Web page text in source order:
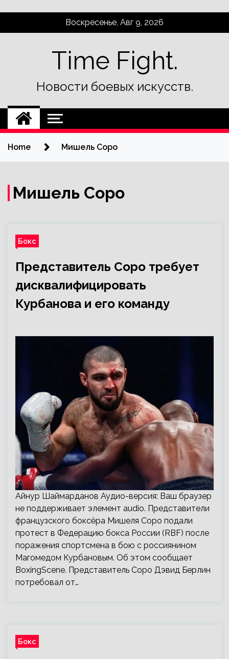
Воскресенье, Авг 9, 2026
Time Fight.
Новости боевых искусств.
Home Мишель Соро
Мишель Соро
Бокс
Представитель Соро требует
дисквалифицировать
Курбанова и его команду
Айнур Шаймарданов Аудио-версия: Ваш браузер
не поддерживает элемент audio. Представители
французского боксёра Мишеля Соро подали
протест в Федерацию бокса России (RBF) после
поражения спортсмена в бою с россиянином
Магомедом Курбановым. Об этом сообщает
BoxingScene. Представитель Соро Дэвид Берлин
потребовал от…
Бокс